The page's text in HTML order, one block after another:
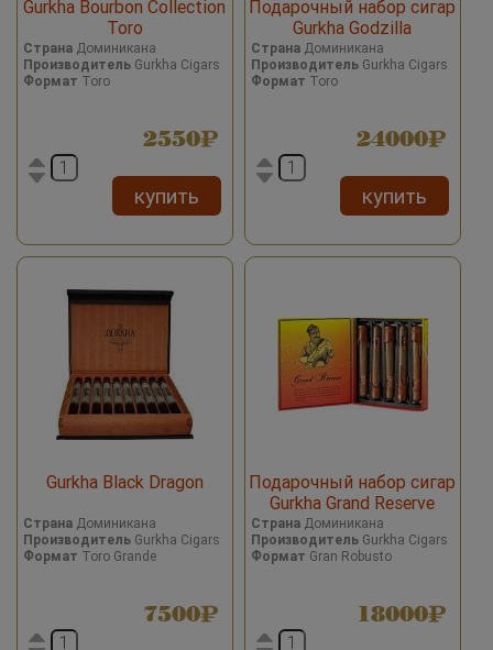
Gurkha Bourbon Collection
Toro
Страна Доминикана
Производитель Gurkha Cigars
Формат Toro
2550
купить
Подарочный набор сигар
Gurkha Godzilla
СтранаДоминикана
ПроизводительGurkha Cigars
Формат Toro
24000
купить
Gurkha Black Dragon
Страна Доминикана
Производитель Gurkha Cigars
Формат Toro Grande
7500
Подарочный набор сигар
Gurkha Grand Reserve
Robusto LOUIS XIII
СтранаДоминикана
ПроизводительGurkha Cigars
Формат Gran Robusto
18000